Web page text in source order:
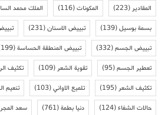
المقادير(223) المكونات(116) الملك محمد
بسمة بوسيل(139) تبييض الاسنان(231)
تبييض الجسم(332) تبييض المنطقة الحساسة(199)
تعطير الجسم(95) تقوية الشعر(109) تكثيف
تكثيف الشعر(195) تلميع الاواني(103) تنعيم
حالات الشفاء(124) دنيا بطمة(761) سعد